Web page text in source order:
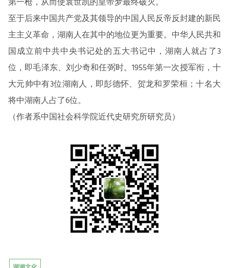
至于后来中国共产党及其领导的中国人民反帝反封建的新民
主主义革命，湖南人在其中的地位更为重要。中华人民共和
国成立前中共中央书记处的五大书记中，湖南人就占了3
位，即毛泽东、刘少奇和任弼时。1955年第一次授军衔，十
大元帅中有3位湖南人，即彭德怀、贺龙和罗荣桓；十名大
将中湖南人占了6位。
（作者系中国社会科学院近代史研究所研究员）